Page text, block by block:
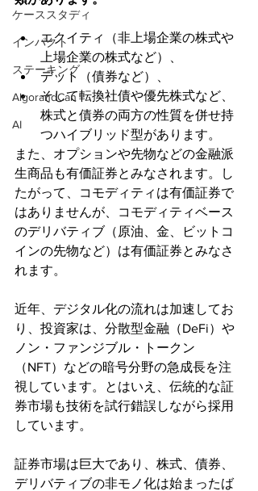
ケーススタディ
インパクト
ステーキング
AlgorandCan
AI
エクイティ（非上場企業の株式や
上場企業の株式など）、
デット（債券など）、
そして転換社債や優先株式など、
株式と債券の両方の性質を併せ持
つハイブリッド型があります。
また、オプションや先物などの金融派
生商品も有価証券とみなされます。し
たがって、コモディティは有価証券で
はありませんが、コモディティベース
のデリバティブ（原油、金、ビットコ
インの先物など）は有価証券とみなさ
れます。
近年、デジタル化の流れは加速してお
り、投資家は、分散型金融（DeFi）や
ノン・ファンジブル・トークン
（NFT）などの暗号分野の急成長を注
視しています。とはいえ、伝統的な証
券市場も技術を試行錯誤しながら採用
しています。
証券市場は巨大であり、株式、債券、
デリバティブの非モノ化は始まったば